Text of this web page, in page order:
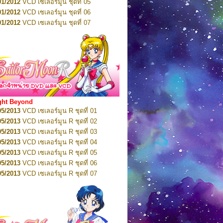
2016DVD เซเลอร์มูน คริสตัล VOL.7
2016DVD เซเลอร์มูน คริสตัล VOL.8
2017 DVD เซเลอร์มูน คริสตัล Box-Set
2012 VCD เซเลอร์มูน ชุดที่ 05
2012 VCD เซเลอร์มูน ชุดที่ 06
2012 VCD เซเลอร์มูน ชุดที่ 07
VCD เซเลอร์มูน ชุดที่ 08
VCD เซเลอร์มูน ชุดที่ 09
VCD เซเลอร์มูน ชุดที่ 10
2012VCD เซเลอร์มูน ชุดที่ 11
2012VCD เซเลอร์มูน ชุดที่ 12
2012VCD เซเลอร์มูน ชุดที่ 13
2012VCD เซเลอร์มูน ชุดที่ 14
2012 VCD เซเลอร์มูน ชุดที่ 15
VCD เซเลอร์มูน ชุดที่ 16
VCD เซเลอร์มูน ชุดที่ 17
VCD เซเลอร์มูน ชุดที่ 18
VCD เซเลอร์มูน ชุดที่ 19
VCD เซเลอร์มูน ชุดที่ 20
VCD เซเลอร์มูน ชุดที่ 21
VCD เซเลอร์มูน ชุดที่ 22
VCD เซเลอร์มูน ชุดที่ 23
DVD เซเลอร์มูน ชุดที่ 01
DVD เซเลอร์มูน ชุดที่ 02
2012 DVD เซเลอร์มูน ชุดที่ 03
Beyond
2013 VCD เซเลอร์มูน R ชุดที่ 01
2013 VCD เซเลอร์มูน R ชุดที่ 02
2013 VCD เซเลอร์มูน R ชุดที่ 03
2013 VCD เซเลอร์มูน R ชุดที่ 04
2013 VCD เซเลอร์มูน R ชุดที่ 05
2013 VCD เซเลอร์มูน R ชุดที่ 06
2013 VCD เซเลอร์มูน R ชุดที่ 07
VCD เซเลอร์มูน R ชุดที่ 08
VCD เซเลอร์มูน R ชุดที่ 09
VCD เซเลอร์มูน R ชุดที่ 10
2013
VCD เซเลอร์มูน R ชุดที่ 11